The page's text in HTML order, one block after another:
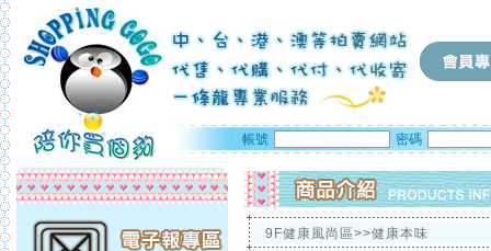
帳號 密碼
9F健康風尚區>>健康本味